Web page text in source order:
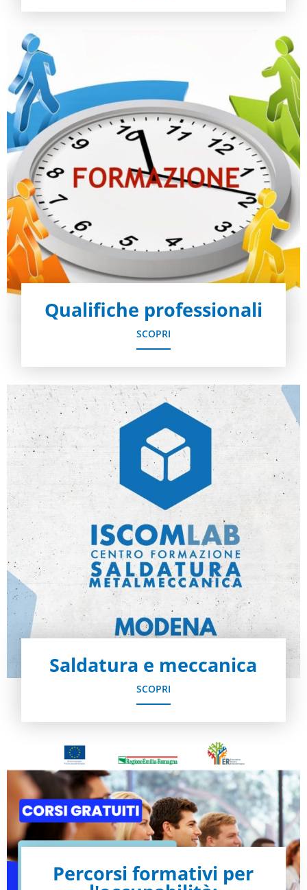
Qualifiche professionali
SCOPRI
Saldatura e meccanica
SCOPRI
Percorsi formativi per